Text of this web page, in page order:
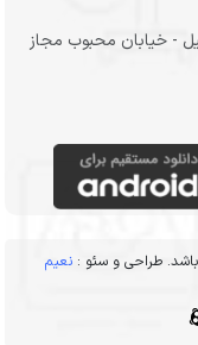
- خیابان محبوب مجاز
طراحی و سئو :نعیم